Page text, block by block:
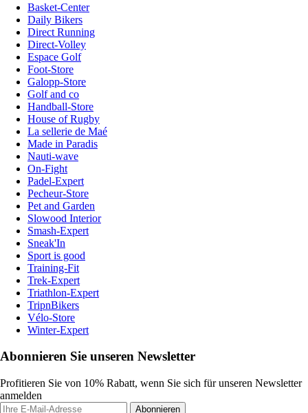
Basket-Center
Daily Bikers
Direct Running
Direct-Volley
Espace Golf
Foot-Store
Galopp-Store
Golf and co
Handball-Store
House of Rugby
La sellerie de Maé
Made in Paradis
Nauti-wave
On-Fight
Padel-Expert
Pecheur-Store
Pet and Garden
Slowood Interior
Smash-Expert
Sneak'In
Sport is good
Training-Fit
Trek-Expert
Triathlon-Expert
TripnBikers
Vélo-Store
Winter-Expert
Abonnieren Sie unseren Newsletter
Profitieren Sie von 10% Rabatt, wenn Sie sich für unseren Newsletter
anmelden
Abonnieren